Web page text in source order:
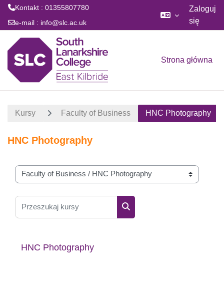
Kontakt : 01355807780
e-mail : info@slc.ac.uk
Zaloguj
się
Strona główna
Kursy Faculty of Business HNC Photography
HNC Photography
Kategorie kursów
Przeszukaj kursy
Przeszukaj kursy
HNC Photography